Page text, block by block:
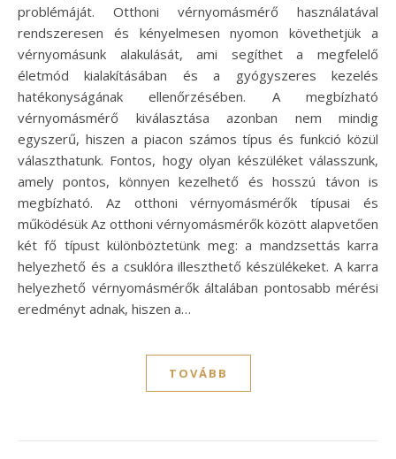
problémáját. Otthoni vérnyomásmérő használatával
rendszeresen és kényelmesen nyomon követhetjük a
vérnyomásunk alakulását, ami segíthet a megfelelő
életmód kialakításában és a gyógyszeres kezelés
hatékonyságának ellenőrzésében. A megbízható
vérnyomásmérő kiválasztása azonban nem mindig
egyszerű, hiszen a piacon számos típus és funkció közül
választhatunk. Fontos, hogy olyan készüléket válasszunk,
amely pontos, könnyen kezelhető és hosszú távon is
megbízható. Az otthoni vérnyomásmérők típusai és
működésük Az otthoni vérnyomásmérők között alapvetően
két fő típust különböztetünk meg: a mandzsettás karra
helyezhető és a csuklóra illeszthető készülékeket. A karra
helyezhető vérnyomásmérők általában pontosabb mérési
eredményt adnak, hiszen a…
TOVÁBB